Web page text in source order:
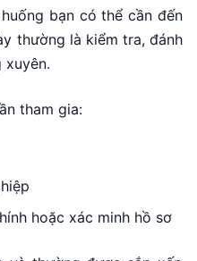
bạn có thể cần đến
thường là kiểm tra, đánh
xuyên.
tham gia:
hoặc xác minh hồ sơ